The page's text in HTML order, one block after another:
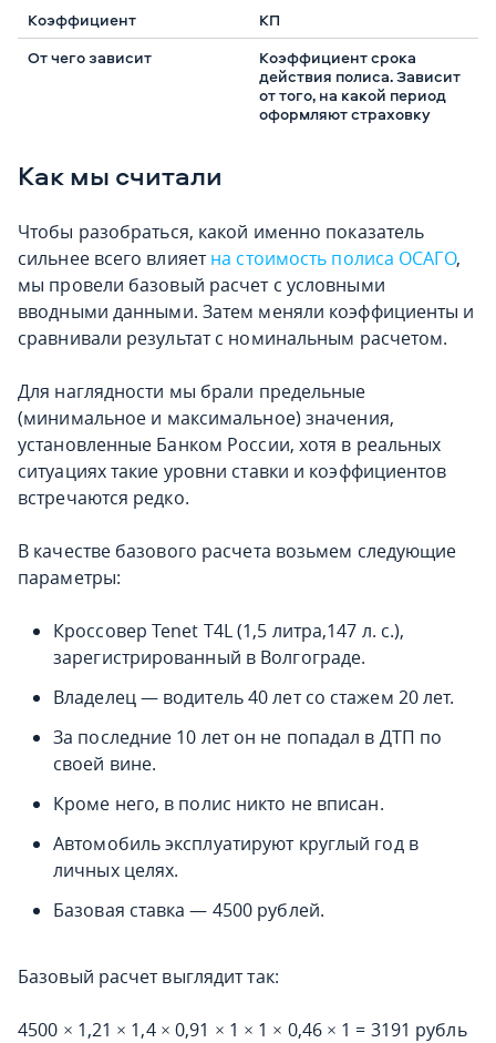
КП
Коэффициент срока
действия полиса. Зависит
от того, на какой период
оформляют страховку
Как мы считали
Чтобы разобраться, какой именно показатель
сильнее всего влияетна стоимость полиса ОСАГО,
мы провели базовый расчет с условными
вводными данными. Затем меняли коэффициенты и
сравнивали результат с номинальным расчетом.
Для наглядности мы брали предельные
(минимальное и максимальное) значения,
установленные Банком России, хотя в реальных
ситуациях такие уровни ставки и коэффициентов
встречаются редко.
В качестве базового расчета возьмем следующие
параметры:
Кроссовер Tenet T4L (1,5 литра,147 л. с.),
зарегистрированный в Волгограде.
Владелец — водитель 40 лет со стажем 20 лет.
За последние 10 лет он не попадал в ДТП по
своей вине.
Кроме него, в полис никто не вписан.
Автомобиль эксплуатируют круглый год в
личных целях.
Базовая ставка — 4500 рублей.
Базовый расчет выглядит так:
4500 × 1,21 × 1,4 × 0,91 × 1 × 1 × 0,46 × 1 = 3191 рубль